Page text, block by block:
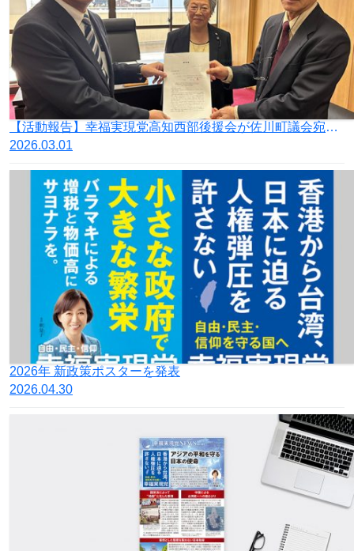
【活動報告】幸福実現党高知西部後援会が佐川町議会宛てに「憲法前文 平和を愛する諸国民に該当しない国に対して憲法解釈を変更し、憲法九条の適用除外を求める意見書の国会への提出を求める陳情」を提出
2026.03.01
2026年 新政策ポスターを発表
2026.04.30